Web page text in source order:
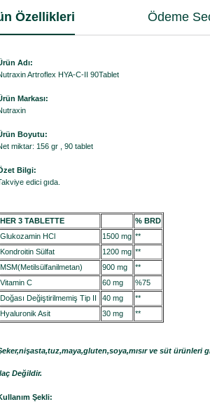
Özellikleri Ödeme
Adı:
Artroflex HYA-C-II 90Tablet
Markası:
Boyutu:
miktar: 156 gr , 90 tablet
Bilgi:
edici gıda.
HER 3 TABLETTE
% BRD
Glukozamin HCl
1500 mg **
Kondroitin Sülfat
1200 mg **
MSM(Metilsülfanilmetan)
900 mg
**
Vitamin C
60 mg
%75
Doğası Değiştirilmemiş Tip II
40 mg
**
Hyaluronik Asit
30 mg **
ve süt ürünleri
Değildir.
Şekli: